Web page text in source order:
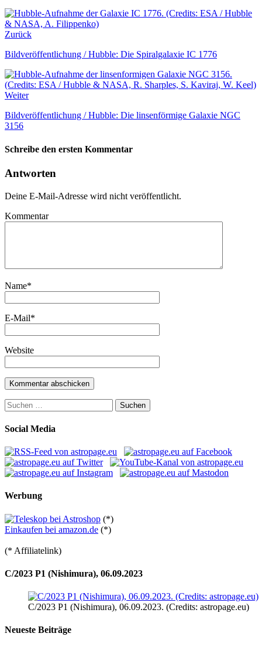
Zurück
Bildveröffentlichung / Hubble: Die Spiralgalaxie IC 1776
Weiter
Bildveröffentlichung / Hubble: Die linsenförmige Galaxie NGC
3156
Schreibe den ersten Kommentar
Antworten
Deine E-Mail-Adresse wird nicht veröffentlicht.
Kommentar
Name*
E-Mail*
Website
Suchen
nach:
Social Media
Werbung
(*)
Einkaufen bei amazon.de (*)
(* Affiliatelink)
C/2023 P1 (Nishimura), 06.09.2023
C/2023 P1 (Nishimura), 06.09.2023. (Credits: astropage.eu)
Neueste Beiträge